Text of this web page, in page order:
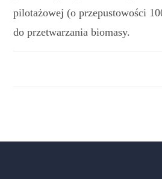
pilotażowej (o przepustowości
do przetwarzania biomasy.